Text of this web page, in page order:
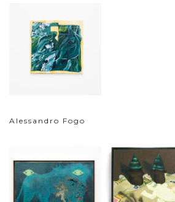
Alessandro Fogo